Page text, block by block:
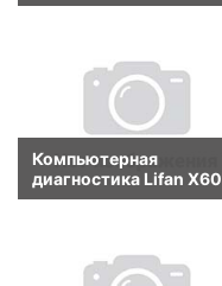
Компьютерная
диагностика Lifan X60